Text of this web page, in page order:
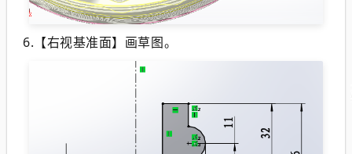
6.【右视基准面】画草图。